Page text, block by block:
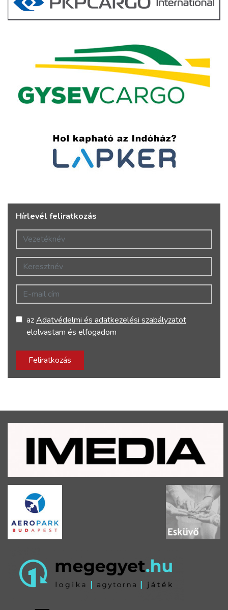
Hírlevél feliratkozás
Vezetéknév
Keresztnév
E-mail cím
azAdatvédelmi és adatkezelési szabályzatot
elolvastam és elfogadom
Feliratkozás